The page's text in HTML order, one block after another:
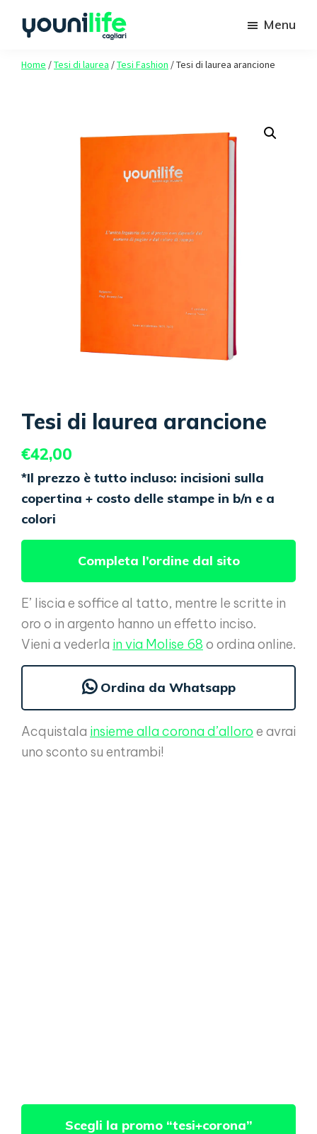
principale
Life
Menu
Home /Tesi di laurea /Tesi Fashion /Tesi di laurea arancione
Tesi di laurea arancione
€42,00
*Il prezzo è tutto incluso: incisioni sulla
copertina + costo delle stampe in b/n e a
colori
Completa l’ordine dal sito
E’ liscia e soffice al tatto, mentre le scritte in
oro o in argento hanno un effetto inciso.
Vieni a vederla in via Molise 68 o ordina online.
Ordina da Whatsapp
Acquistala insieme alla corona d’alloro e avrai
uno sconto su entrambi!
Scegli la promo “tesi+corona”